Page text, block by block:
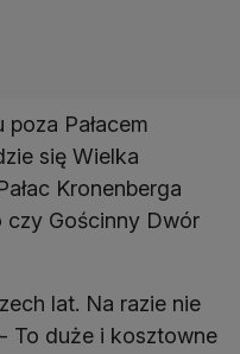
Pałacem
się Wielka
Kronenberga
czy Gościnny Dwór
lat. Na razie nie
To duże i kosztowne